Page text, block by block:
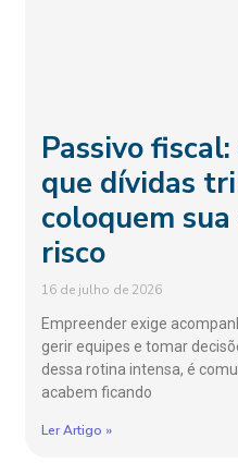
Passivo
que dívidas
coloquem
risco
16 de julho de 2026
Empreender exige
gerir equipes e tomar
dessa rotina intensa, é
acabem ficando
Ler Artigo »